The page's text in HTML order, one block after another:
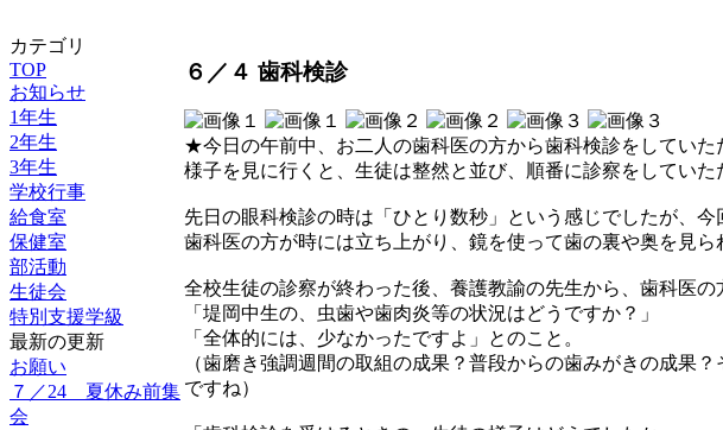
カテゴリ
TOP
お知らせ
1年生
2年生
3年生
学校行事
給食室
保健室
部活動
生徒会
特別支援学級
最新の更新
お願い
７／24 夏休み前集
会
６／４ 歯科検診
★今日の午前中、お二人の歯科医の方から歯科検診をしていた
様子を見に行くと、生徒は整然と並び、順番に診察をしていた
先日の眼科検診の時は「ひとり数秒」という感じでしたが、今
歯科医の方が時には立ち上がり、鏡を使って歯の裏や奥を見ら
全校生徒の診察が終わった後、養護教諭の先生から、歯科医の
「堤岡中生の、虫歯や歯肉炎等の状況はどうですか？」
「全体的には、少なかったですよ」とのこと。
（歯磨き強調週間の取組の成果？普段からの歯みがきの成果
ですね）